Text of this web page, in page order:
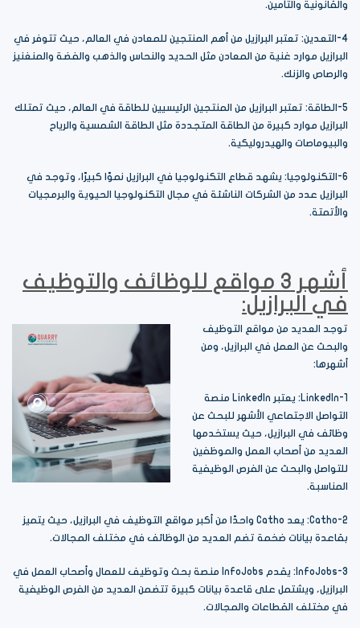
والقانونية والتأمين.
4-التعدين: تعتبر البرازيل من أهم المنتجين للمعادن في العالم، حيث تتوفر في
البرازيل موارد غنية من المعادن مثل الحديد والنحاس والذهب والفضة والمنغنيز
والرصاص والزنك.
5-الطاقة: تعتبر البرازيل من المنتجين الرئيسيين للطاقة في العالم، حيث تمتلك
البرازيل موارد كبيرة من الطاقة المتجددة مثل الطاقة الشمسية والرياح
والبيوماصات والهيدروليكية.
6-التكنولوجيا: يشهد قطاع التكنولوجيا في البرازيل نموًا كبيرًا، وتوجد في
البرازيل عدد من الشركات الناشئة في مجال التكنولوجيا الحيوية والبرمجيات
والأتمتة.
أشهر 3 مواقع للوظائف والتوظيف
في البرازيل:
توجد العديد من مواقع التوظيف
والبحث عن العمل في البرازيل، ومن
أشهرها:
1-LinkedIn: يعتبر LinkedIn منصة
التواصل الاجتماعي الأشهر للبحث عن
وظائف في البرازيل، حيث يستخدمها
العديد من أصحاب العمل والموظفين
للتواصل والبحث عن الفرص الوظيفية
المناسبة.
2-Catho: يعد Catho واحدًا من أكبر مواقع التوظيف في البرازيل، حيث يتميز
بقاعدة بيانات ضخمة تضم العديد من الوظائف في مختلف المجالات.
3-InfoJobs: يقدم InfoJobs منصة بحث وتوظيف للعمال وأصحاب العمل في
البرازيل، ويشتمل على قاعدة بيانات كبيرة تتضمن العديد من الفرص الوظيفية
في مختلف القطاعات والمجالات.